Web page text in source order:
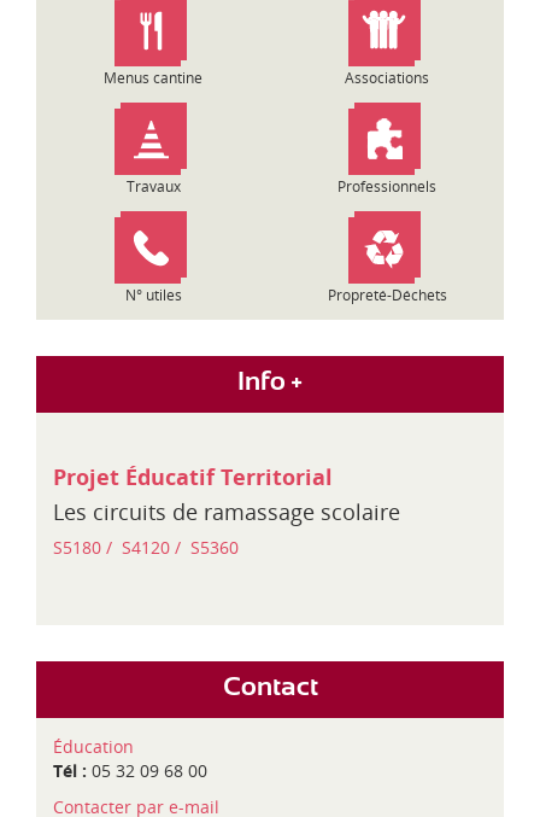
Menus cantine Associations
Travaux Professionnels
N° utiles Propreté-Déchets
Info +
Projet Éducatif Territorial
Les circuits de ramassage scolaire
S5180 / S4120 / S5360
Contact
Éducation
Tél : 05 32 09 68 00
Contacter par e-mail